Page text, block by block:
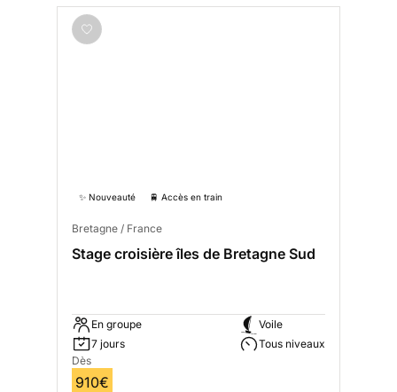
✨ Nouveauté 🚆 Accès en train
Bretagne / France
Stage croisière îles de Bretagne Sud
En groupe
7 jours
Voile
Tous niveaux
Dès
910€